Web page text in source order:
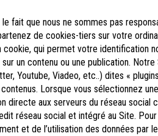
fait que nous ne sommes pas
de cookies-tiers sur votre
qui permet votre identification
un contenu ou une publication.
Youtube, Viadeo, etc..) dites «
Lorsque vous sélectionnez
directe aux serveurs du réseau
réseau social et intégré au Site.
et de l’utilisation des données par